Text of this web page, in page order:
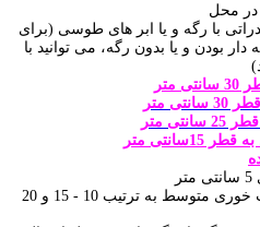
محل
با رگه و یا ابر های طوسی (برای
بودن و یا بدون رگه، می توانید با
ارتفاع پایه میخی های شکلات خوری متوسط به ترتیب 10 - 15 و 20